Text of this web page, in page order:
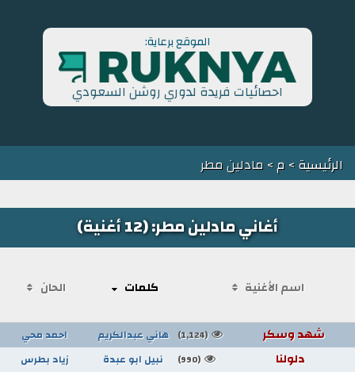
الموقع برعاية:
احصائيات فريدة لدوري روشن السعودي
الرئيسية> م> مادلين مطر
أغاني مادلين مطر: (12 أغنية)
اسم الأغنية كلمات الحان
شهد وسكر (1,124) هاني عبدالكريم احمد محي
دلولنا (990) نبيل ابو عبدة زياد بطرس